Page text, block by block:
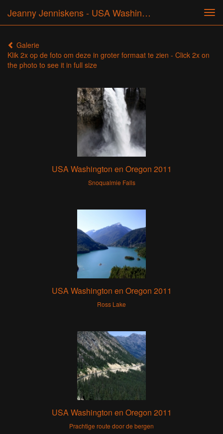
Jeanny Jenniskens - USA Washington En Oregon 2011
Galerie
Klik 2x op de foto om deze in groter formaat te zien - Click 2x on
the photo to see it in full size
USA Washington en Oregon 2011
Snoqualmie Falls
USA Washington en Oregon 2011
Ross Lake
USA Washington en Oregon 2011
Prachtige route door de bergen